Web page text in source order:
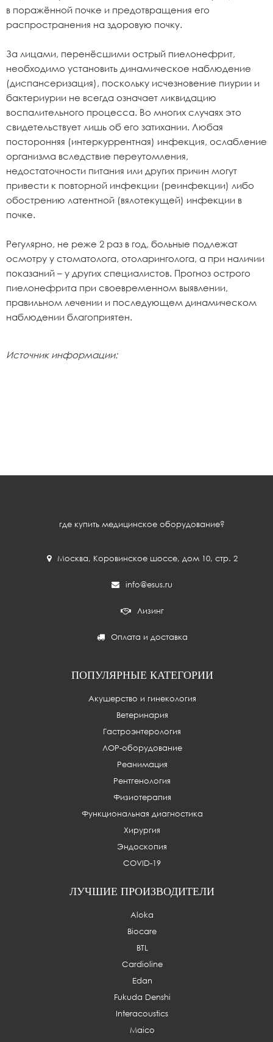
в поражённой почке и предотвращения его
распространения на здоровую почку.
За лицами, перенёсшими острый пиелонефрит,
необходимо установить динамическое наблюдение
(диспансеризация), поскольку исчезновение пиурии и
бактериурии не всегда означает ликвидацию
воспалительного процесса. Во многих случаях это
свидетельствует лишь об его затихании. Любая
посторонняя (интеркуррентная) инфекция, ослабление
организма вследствие переутомления,
недостаточности питания или других причин могут
привести к повторной инфекции (реинфекции) либо
обострению латентной (вялотекущей) инфекции в
почке.
Регулярно, не реже 2 раз в год, больные подлежат
осмотру у стоматолога, отоларинголога, а при наличии
показаний – у других специалистов. Прогноз острого
пиелонефрита при своевременном выявлении,
правильном лечении и последующем динамическом
наблюдении благоприятен.
Источник информации:
где купить медицинское оборудование?
Москва, Коровинское шоссе, дом 10, стр. 2
info@esus.ru
Лизинг
Оплата и доставка
ПОПУЛЯРНЫЕ КАТЕГОРИИ
Акушерство и гинекология
Ветеринария
Гастроэнтерология
ЛОР-оборудование
Реанимация
Рентгенология
Физиотерапия
Функциональная диагностика
Хирургия
Эндоскопия
COVID-19
ЛУЧШИЕ ПРОИЗВОДИТЕЛИ
Aloka
Biocare
BTL
Cardioline
Edan
Fukuda Denshi
Interacoustics
Maico